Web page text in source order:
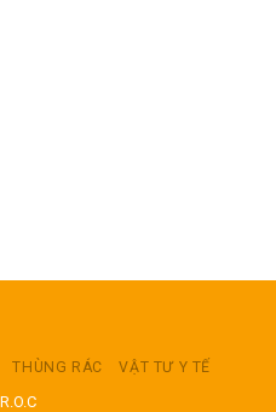
THÙNG RÁC VẬT TƯ Y TẾ